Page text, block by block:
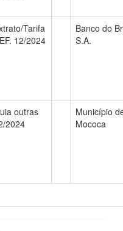
Tarifa
12/2024
Banco do
S.A.
outras
2024
Município
Mococa